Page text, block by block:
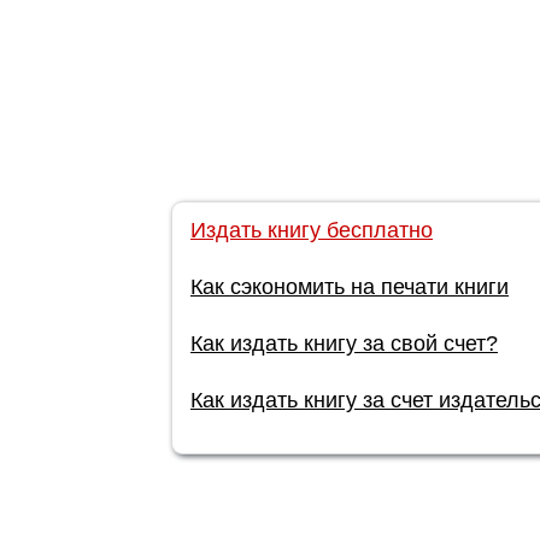
Издать книгу бесплатно
Как сэкономить на печати книги
Как издать книгу за свой счет?
Как издать книгу за счет